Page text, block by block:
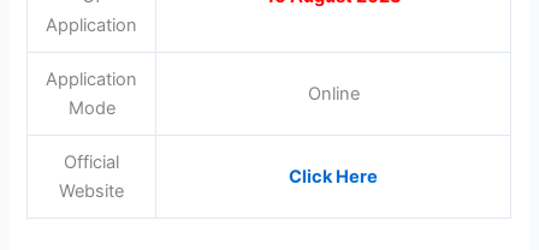
Application
Application
Mode
Online
Official
Website
Click Here